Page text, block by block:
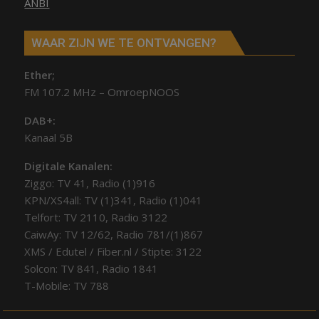
WAAR ZIJN WE TE ONTVANGEN?
Ether;
FM 107.2 MHz – OmroepNOOS
DAB+:
Kanaal 5B
Digitale Kanalen:
Ziggo: TV 41, Radio (1)916
KPN/XS4all: TV (1)341, Radio (1)041
Telfort: TV 2110, Radio 3122
CaiwAy: TV 12/62, Radio 781/(1)867
XMS / Edutel / Fiber.nl / Stipte: 3122
Solcon: TV 841, Radio 1841
T-Mobile: TV 788